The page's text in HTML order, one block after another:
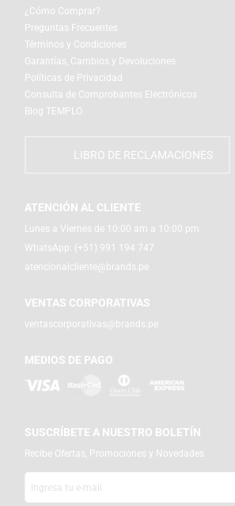
¿Cómo Comprar?
Preguntas Frecuentes
Términos y Condiciones
Garantías, Cambios y Devoluciones
Políticas de Privacidad
Consulta de Comprobantes Electrónicos
Blog TEMPLO
LIBRO DE RECLAMACIONES
ATENCIÓN AL CLIENTE
Lunes a Viernes de 10:00 am a 10:00 pm
WhatsApp: (+51) 991 194 747
atencionalcliente@brands.pe
VENTAS CORPORATIVAS
ventascorporativas@brands.pe
MEDIOS DE PAGO
SUSCRÍBETE A NUESTRO BOLETÍN
Recibe Ofertas, Promociones y Novedades